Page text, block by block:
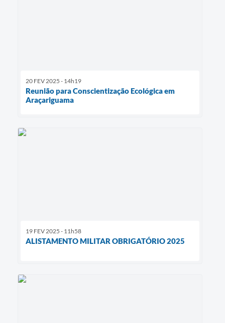
20 FEV 2025 - 14h19
Reunião para Conscientização Ecológica em
Araçariguama
19 FEV 2025 - 11h58
ALISTAMENTO MILITAR OBRIGATÓRIO 2025